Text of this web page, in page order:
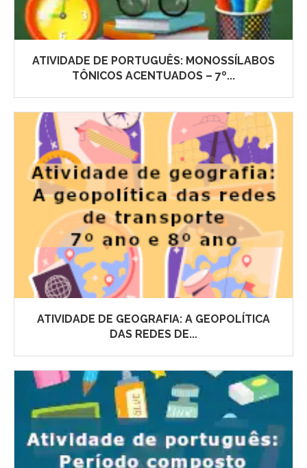
ATIVIDADE DE PORTUGUÊS: MONOSSÍLABOS
TÔNICOS ACENTUADOS – 7º...
ATIVIDADE DE GEOGRAFIA: A GEOPOLÍTICA
DAS REDES DE...